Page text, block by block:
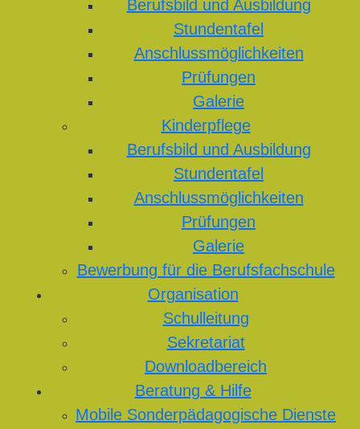
Berufsbild und Ausbildung
Stundentafel
Anschlussmöglichkeiten
Prüfungen
Galerie
Kinderpflege
Berufsbild und Ausbildung
Stundentafel
Anschlussmöglichkeiten
Prüfungen
Galerie
Bewerbung für die Berufsfachschule
Organisation
Schulleitung
Sekretariat
Downloadbereich
Beratung & Hilfe
Mobile Sonderpädagogische Dienste